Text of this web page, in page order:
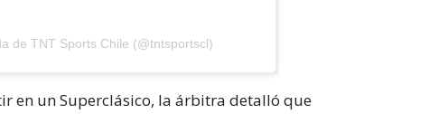
de TNT Sports Chile (@tntsportscl)
en un Superclásico, la árbitra detalló que